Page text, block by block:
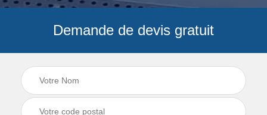
Demande de devis gratuit